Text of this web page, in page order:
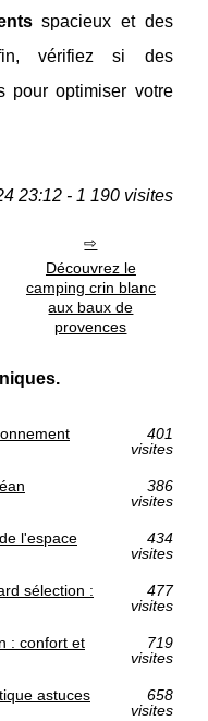
spacieux et des
vérifiez si des
pour optimiser votre
23:12 - 1 190 visites
Découvrez le
camping crin blanc
aux baux de
provences
401
visites
386
visites
l'espace
434
visites
sélection :
477
visites
: confort et
719
visites
astuces
658
visites